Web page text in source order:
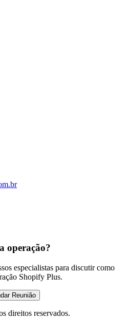
operação?
especialistas para discutir como
Shopify Plus.
Reunião
direitos reservados.